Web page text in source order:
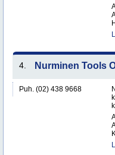
4. Nurminen Tools
Puh. (02) 438 9668